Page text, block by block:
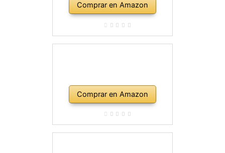
Comprar en Amazon
Comprar en Amazon